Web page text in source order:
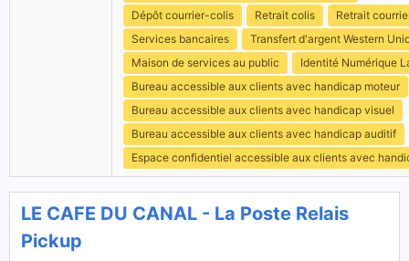
Dépôt courrier-colis
Retrait colis
Retrait
Services bancaires
Transfert d'argent Western
Maison de services au public
Identité Numérique
Bureau accessible aux clients avec handicap moteur
Bureau accessible aux clients avec handicap visuel
Bureau accessible aux clients avec handicap auditif
Espace confidentiel accessible aux clients avec
LE CAFE DU CANAL - La Poste Relais
Pickup